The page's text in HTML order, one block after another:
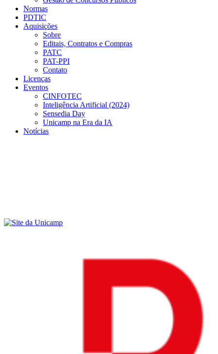
Normas
PDTIC
Aquisições
Sobre
Editais, Contratos e Compras
PATC
PAT-PPI
Contato
Licenças
Eventos
CINFOTEC
Inteligência Artificial (2024)
Sensedia Day
Unicamp na Era da IA
Notícias